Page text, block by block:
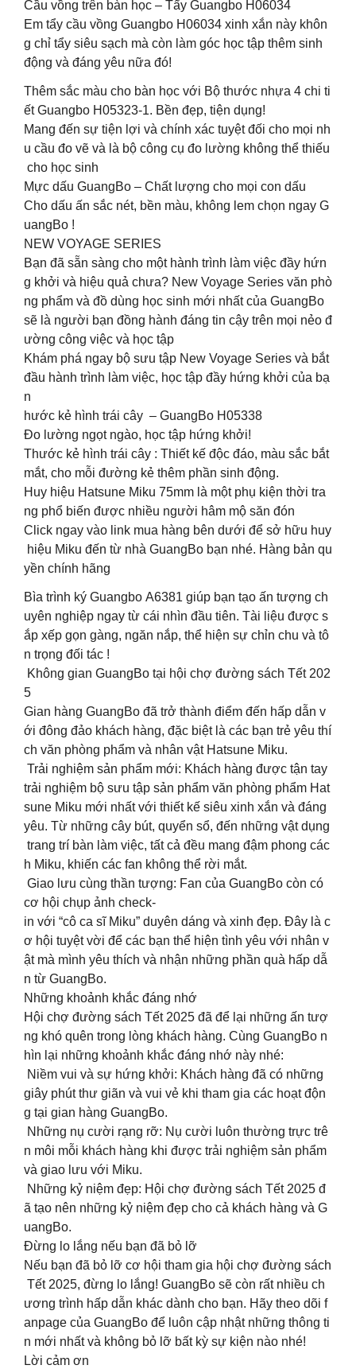
Cầu vồng trên bàn học – Tẩy Guangbo H06034
Em tẩy cầu vồng Guangbo H06034 xinh xắn này khôn
g chỉ tẩy siêu sạch mà còn làm góc học tập thêm sinh
động và đáng yêu nữa đó!
Thêm sắc màu cho bàn học với Bộ thước nhựa 4 chi ti
ết Guangbo H05323-1. Bền đẹp, tiện dụng!
Mang đến sự tiện lợi và chính xác tuyệt đối cho mọi nh
u cầu đo vẽ và là bộ công cụ đo lường không thể thiếu
cho học sinh
Mực dấu GuangBo – Chất lượng cho mọi con dấu
Cho dấu ấn sắc nét, bền màu, không lem chọn ngay G
uangBo !
NEW VOYAGE SERIES
Bạn đã sẵn sàng cho một hành trình làm việc đầy hứn
g khởi và hiệu quả chưa? New Voyage Series văn phò
ng phẩm và đồ dùng học sinh mới nhất của GuangBo
sẽ là người bạn đồng hành đáng tin cậy trên mọi nẻo đ
ường công việc và học tập
Khám phá ngay bộ sưu tập New Voyage Series và bắt
đầu hành trình làm việc, học tập đầy hứng khởi của bạ
n
hước kẻ hình trái cây – GuangBo H05338
Đo lường ngọt ngào, học tập hứng khởi!
Thước kẻ hình trái cây : Thiết kế độc đáo, màu sắc bắt
mắt, cho mỗi đường kẻ thêm phần sinh động.
Huy hiệu Hatsune Miku 75mm là một phụ kiện thời tra
ng phổ biến được nhiều người hâm mộ săn đón
Click ngay vào link mua hàng bên dưới để sở hữu huy
hiệu Miku đến từ nhà GuangBo bạn nhé. Hàng bản qu
yền chính hãng
Bìa trình ký Guangbo A6381 giúp bạn tạo ấn tượng ch
uyên nghiệp ngay từ cái nhìn đầu tiên. Tài liệu được s
ắp xếp gọn gàng, ngăn nắp, thể hiện sự chỉn chu và tô
n trọng đối tác !
Không gian GuangBo tại hội chợ đường sách Tết 202
5
Gian hàng GuangBo đã trở thành điểm đến hấp dẫn v
ới đông đảo khách hàng, đặc biệt là các bạn trẻ yêu thí
ch văn phòng phẩm và nhân vật Hatsune Miku.
Trải nghiệm sản phẩm mới: Khách hàng được tận tay
trải nghiệm bộ sưu tập sản phẩm văn phòng phẩm Hat
sune Miku mới nhất với thiết kế siêu xinh xắn và đáng
yêu. Từ những cây bút, quyển sổ, đến những vật dụng
trang trí bàn làm việc, tất cả đều mang đậm phong các
h Miku, khiến các fan không thể rời mắt.
Giao lưu cùng thần tượng: Fan của GuangBo còn có
cơ hội chụp ảnh check-
in với “cô ca sĩ Miku” duyên dáng và xinh đẹp. Đây là c
ơ hội tuyệt vời để các bạn thể hiện tình yêu với nhân v
ật mà mình yêu thích và nhận những phần quà hấp dẫ
n từ GuangBo.
Những khoảnh khắc đáng nhớ
Hội chợ đường sách Tết 2025 đã để lại những ấn tượ
ng khó quên trong lòng khách hàng. Cùng GuangBo n
hìn lại những khoảnh khắc đáng nhớ này nhé:
Niềm vui và sự hứng khởi: Khách hàng đã có những
giây phút thư giãn và vui vẻ khi tham gia các hoạt độn
g tại gian hàng GuangBo.
Những nụ cười rạng rỡ: Nụ cười luôn thường trực trê
n môi mỗi khách hàng khi được trải nghiệm sản phẩm
và giao lưu với Miku.
Những kỷ niệm đẹp: Hội chợ đường sách Tết 2025 đ
ã tạo nên những kỷ niệm đẹp cho cả khách hàng và G
uangBo.
Đừng lo lắng nếu bạn đã bỏ lỡ
Nếu bạn đã bỏ lỡ cơ hội tham gia hội chợ đường sách
Tết 2025, đừng lo lắng! GuangBo sẽ còn rất nhiều ch
ương trình hấp dẫn khác dành cho bạn. Hãy theo dõi f
anpage của GuangBo để luôn cập nhật những thông ti
n mới nhất và không bỏ lỡ bất kỳ sự kiện nào nhé!
Lời cảm ơn